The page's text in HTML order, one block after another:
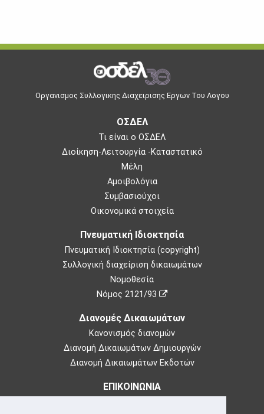
Οργανισμος Συλλογικης Διαχειρισης Εργων Του Λογου
ΟΣΔΕΛ
Τι είναι ο ΟΣΔΕΛ
Διοίκηση-Λειτουργία -Καταστατικό
Μέλη
Αμοιβολόγια
Συμβασιούχοι
Οικονομικά στοιχεία
Πνευματική Ιδιοκτησία
Πνευματική Ιδιοκτησία (copyright)
Συλλογική διαχείριση δικαιωμάτων
Νομοθεσία
Νόμος 2121/93
Διανομές Δικαιωμάτων
Κανονισμός διανομών
Διανομή Δικαιωμάτων Δημιουργών
Διανομή Δικαιωμάτων Εκδοτών
ΕΠΙΚΟΙΝΩΝΙΑ